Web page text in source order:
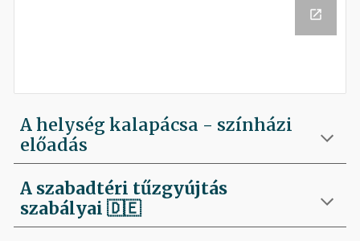
A helység kalapácsa - színházi
előadás
A szabadtéri tűzgyújtás
szabályai🇩🇪